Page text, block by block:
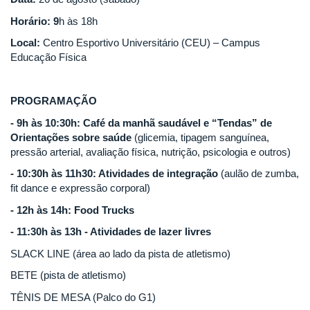
Horário: 9h às 18h
Local: Centro Esportivo Universitário (CEU) – Campus
Educação Física
PROGRAMAÇÃO
- 9h às 10:30h: Café da manhã saudável e “Tendas” de
Orientações sobre saúde (glicemia, tipagem sanguínea,
pressão arterial, avaliação física, nutrição, psicologia e outros)
- 10:30h às 11h30: Atividades de integração (aulão de zumba,
fit dance e expressão corporal)
- 12h às 14h: Food Trucks
- 11:30h às 13h - Atividades de lazer livres
SLACK LINE (área ao lado da pista de atletismo)
BETE (pista de atletismo)
TÊNIS DE MESA (Palco do G1)